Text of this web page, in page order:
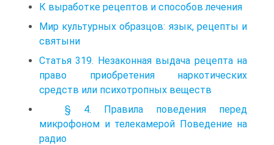
К выработке рецептов и способов лечения
Мир культурных образцов: язык, рецепты и
святыни
Статья 319. Незаконная выдача рецепта на
право приобретения наркотических
средств или психотропных веществ
§ 4. Правила поведения перед
микрофоном и телекамерой Поведение на
радио